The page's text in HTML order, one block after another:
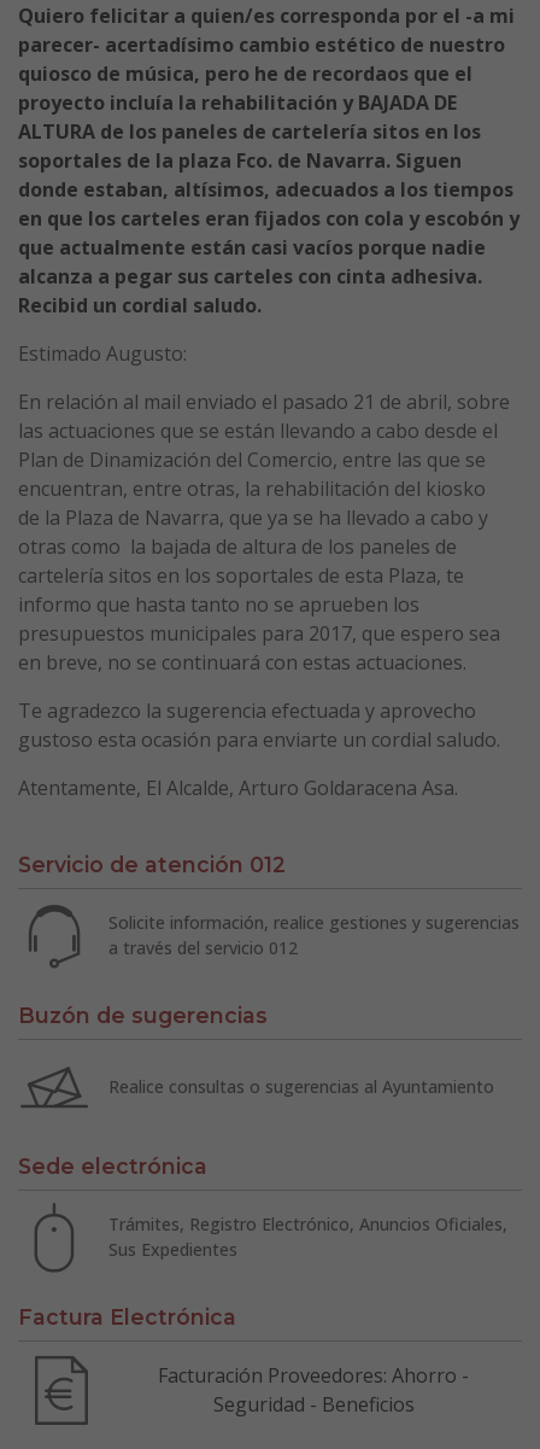
Quiero felicitar a quien/es corresponda por el -a mi
parecer- acertadísimo cambio estético de nuestro
quiosco de música, pero he de recordaos que el
proyecto incluía la rehabilitación y BAJADA DE
ALTURA de los paneles de cartelería sitos en los
soportales de la plaza Fco. de Navarra. Siguen
donde estaban, altísimos, adecuados a los tiempos
en que los carteles eran fijados con cola y escobón y
que actualmente están casi vacíos porque nadie
alcanza a pegar sus carteles con cinta adhesiva.
Recibid un cordial saludo.
Estimado Augusto:
En relación al mail enviado el pasado 21 de abril, sobre
las actuaciones que se están llevando a cabo desde el
Plan de Dinamización del Comercio, entre las que se
encuentran, entre otras, la rehabilitación del kiosko
de la Plaza de Navarra, que ya se ha llevado a cabo y
otras como la bajada de altura de los paneles de
cartelería sitos en los soportales de esta Plaza, te
informo que hasta tanto no se aprueben los
presupuestos municipales para 2017, que espero sea
en breve, no se continuará con estas actuaciones.
Te agradezco la sugerencia efectuada y aprovecho
gustoso esta ocasión para enviarte un cordial saludo.
Atentamente, El Alcalde, Arturo Goldaracena Asa.
Servicio de atención 012
Solicite información, realice gestiones y sugerencias
a través del servicio 012
Buzón de sugerencias
Realice consultas o sugerencias al Ayuntamiento
Sede electrónica
Trámites, Registro Electrónico, Anuncios Oficiales,
Sus Expedientes
Factura Electrónica
Facturación Proveedores: Ahorro -
Seguridad - Beneficios